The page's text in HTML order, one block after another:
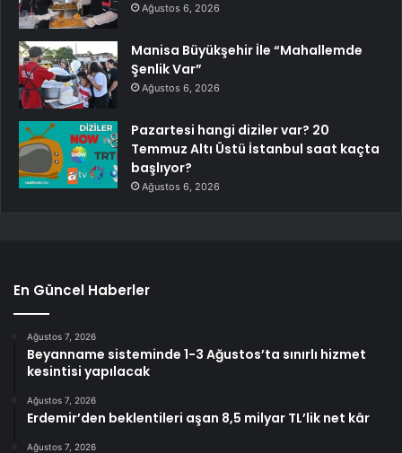
Ağustos 6, 2026
Manisa Büyükşehir İle “Mahallemde
Şenlik Var”
Ağustos 6, 2026
Pazartesi hangi diziler var? 20
Temmuz Altı Üstü İstanbul saat kaçta
başlıyor?
Ağustos 6, 2026
En Güncel Haberler
Ağustos 7, 2026
Beyanname sisteminde 1-3 Ağustos’ta sınırlı hizmet
kesintisi yapılacak
Ağustos 7, 2026
Erdemir’den beklentileri aşan 8,5 milyar TL’lik net kâr
Ağustos 7, 2026